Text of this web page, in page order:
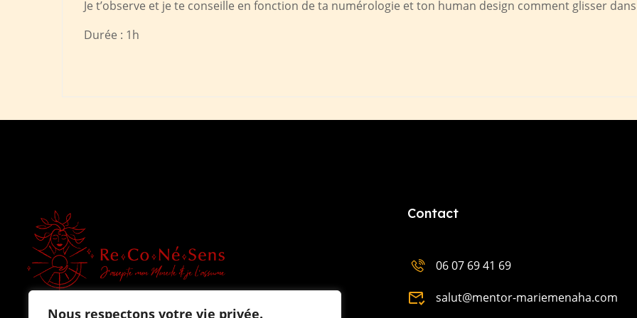
Nous respectons votre vie privée.
Je t’observe et je te conseille en fonction de ta numérologie et ton human design comment glisser
Durée : 1h
Contact
06 07 69 41 69
salut@mentor-mariemenaha.com